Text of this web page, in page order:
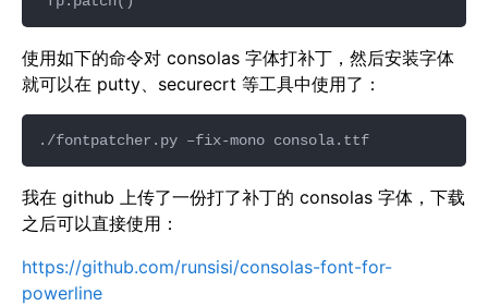
使用如下的命令对 consolas 字体打补丁，然后安装字体
就可以在 putty、securecrt 等工具中使用了：
我在 github 上传了一份打了补丁的 consolas 字体，下载
之后可以直接使用：
https://github.com/runsisi/consolas-font-for-
powerline